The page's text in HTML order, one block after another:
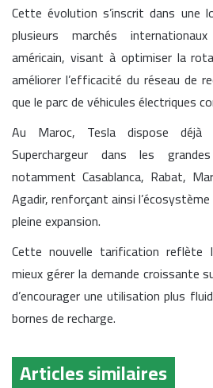
Cette évolution s’inscrit dans une
plusieurs marchés
américain, visant à optimiser la
améliorer l’efficacité du réseau de
que le parc de véhicules électriques
Au Maroc, Tesla dispose déjà
Superchargeur dans les
notamment Casablanca, Rabat,
Agadir, renforçant ainsi
pleine expansion.
Cette nouvelle tarification reflète
mieux gérer la demande croissante
d’encourager une utilisation plus
bornes de recharge.
Articles similaires